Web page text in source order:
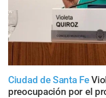
Ciudad de Santa Fe
preocupación por el